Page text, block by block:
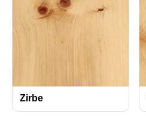
Zirbe